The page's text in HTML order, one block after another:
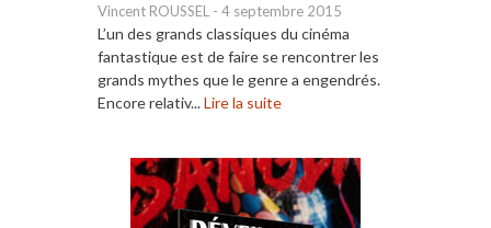
Vincent ROUSSEL - 4 septembre 2015
L’un des grands classiques du cinéma
fantastique est de faire se rencontrer les
grands mythes que le genre a engendrés.
Encore relativ...Lire la suite